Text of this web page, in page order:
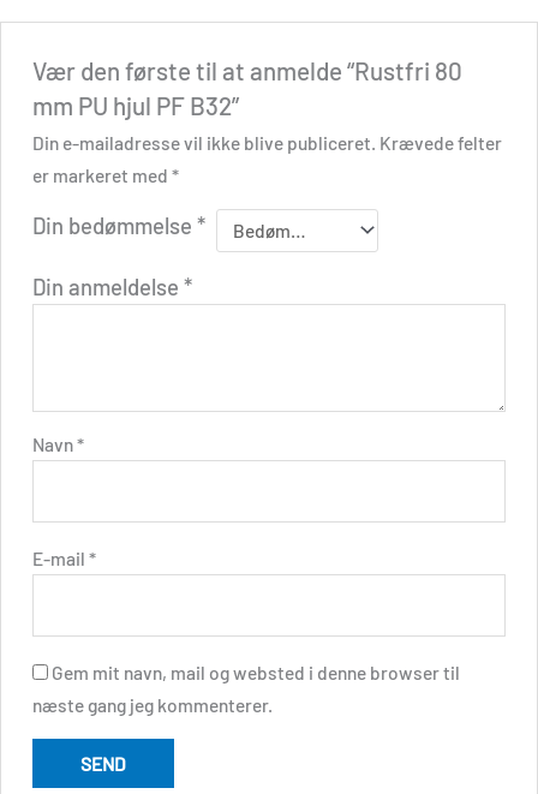
Vær den første til at anmelde “Rustfri 80
mm PU hjul PF B32”
Din e-mailadresse vil ikke blive publiceret. Krævede felter
er markeret med *
Din bedømmelse *
Din anmeldelse *
Navn*
E-mail *
Gem mit navn, mail og websted i denne browser til
næste gang jeg kommenterer.